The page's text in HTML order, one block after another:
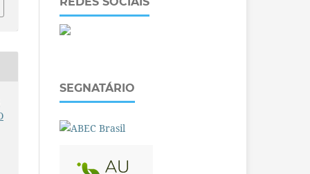
SEGNATÁRIO